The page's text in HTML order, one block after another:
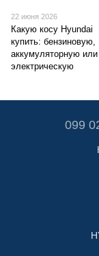
22 июня 2026
Какую косу Hyundai
купить: бензиновую,
аккумуляторную или
электрическую
099